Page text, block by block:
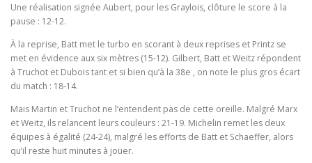
Une réalisation signée Aubert, pour les Graylois, clôture le score à la
pause : 12-12.
À la reprise, Batt met le turbo en scorant à deux reprises et Printz se
met en évidence aux six mètres (15-12). Gilbert, Batt et Weitz répondent
à Truchot et Dubois tant et si bien qu’à la 38e , on note le plus gros écart
du match : 18-14.
Mais Martin et Truchot ne l’entendent pas de cette oreille. Malgré Marx
et Weitz, ils relancent leurs couleurs : 21-19. Michelin remet les deux
équipes à égalité (24-24), malgré les efforts de Batt et Schaeffer, alors
qu’il reste huit minutes à jouer.